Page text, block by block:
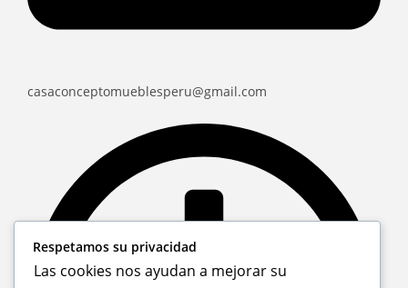
casaconceptomueblesperu@gmail.com
Respetamos su privacidad
Las cookies nos ayudan a mejorar su